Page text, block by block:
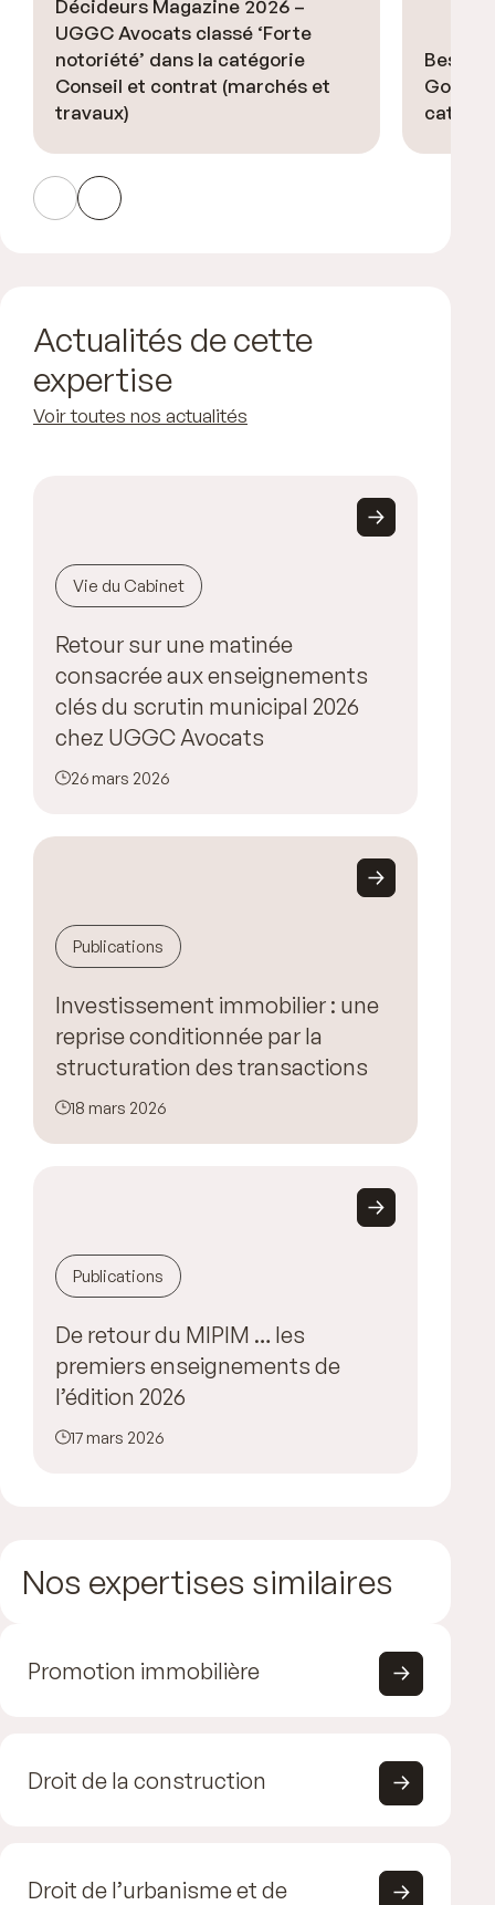
Décideurs Magazine 2026 –
UGGC Avocats classé ‘Forte
notoriété’ dans la catégorie
Conseil et contrat (marchés et
travaux)
Best
Actualités de cette
expertise
Voir toutes nos actualités
Vie du Cabinet
Retour sur une matinée
consacrée aux enseignements
clés du scrutin municipal 2026
chez UGGC Avocats
26 mars 2026
Publications
Investissement immobilier : une
reprise conditionnée par la
structuration des transactions
18 mars 2026
Publications
De retour du MIPIM … les
premiers enseignements de
l’édition 2026
17 mars 2026
Nos expertises similaires
Promotion immobilière
Droit de la construction
Droit de l’urbanisme et de